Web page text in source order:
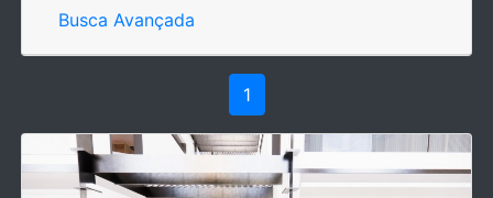
Busca Avançada
1